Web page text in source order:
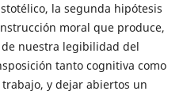
la segunda hipótesis
moral que produce,
nuestra legibilidad del
tanto cognitiva como
y dejar abiertos un